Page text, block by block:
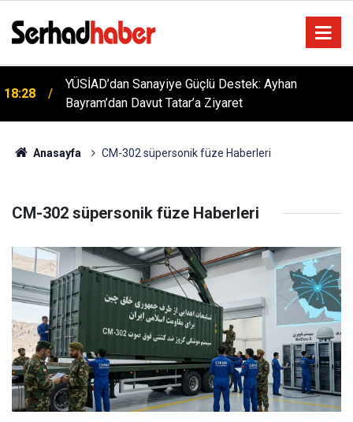
Bayram’dan Davut Tatar’a Ziyaret
18:06
Kırıkkale 6. Yörük Türkmen Şenliği Büyük İlgi Gördü:
Hedef Küresel Tanıtım
Anasayfa CM-302 süpersonik füze Haberleri
CM-302 süpersonik füze Haberleri